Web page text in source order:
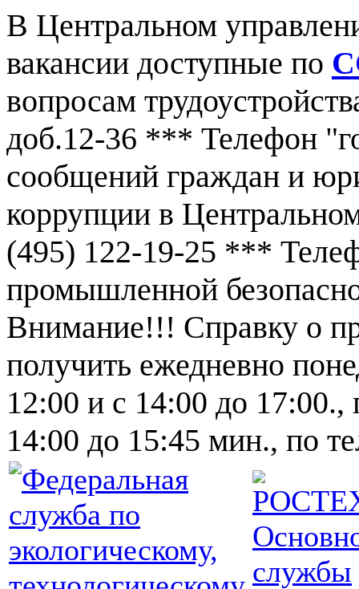
В Центральном
вакансии доступные по
вопросам
доб.12-36 *** Телефон
сообщений граждан и
коррупции в
(495) 122-19-25 ***
промышленной
Внимание!!! Справку о
получить ежедневно
12:00 и с 14:00 до 17:00.,
14:00 до 15:45 мин., по
службы